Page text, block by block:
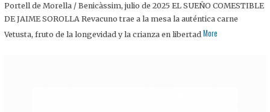
J
U
I
Portell de Morella / Benicàssim, julio de 2025 EL SUEÑO COMESTIBLE
DE JAIME SOROLLA Revacuno trae a la mesa la auténtica carne
Vetusta, fruto de la longevidad y la crianza en libertad More